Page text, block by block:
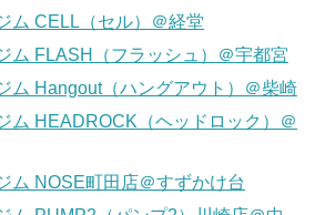
ム CELL（セル）＠経堂
ム FLASH（フラッシュ）＠宇都宮
ム Hangout（ハングアウト）＠柴崎
ム HEADROCK（ヘッドロック）＠
ム NOSE町田店＠すずかけ台